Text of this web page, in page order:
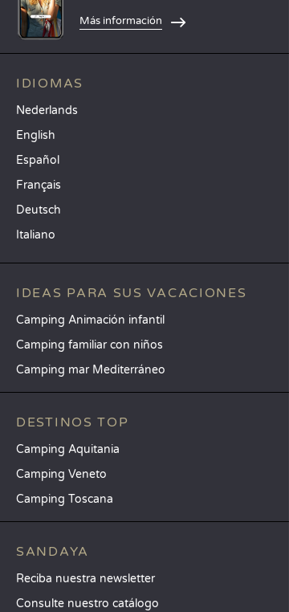
Más información
IDIOMAS
Nederlands
English
Español
Français
Deutsch
Italiano
IDEAS PARA SUS VACACIONES
Camping Animación infantil
Camping familiar con niños
Camping mar Mediterráneo
DESTINOS TOP
Camping Aquitania
Camping Veneto
Camping Toscana
SANDAYA
Reciba nuestra newsletter
Consulte nuestro catálogo